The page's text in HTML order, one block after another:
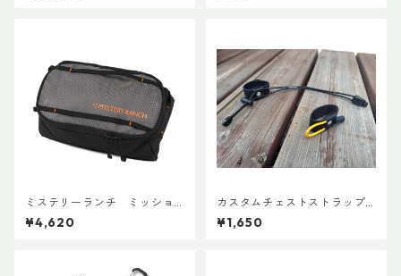
ミステリーランチ ミッショ
ンパッキングキューブ M ブ
ラック
¥4,620
カスタムチェストストラップ V
er.2
¥1,650